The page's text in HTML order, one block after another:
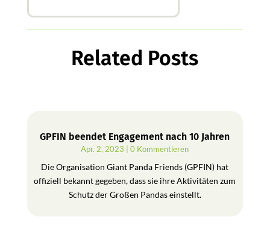
Related Posts
GPFIN beendet Engagement nach 10 Jahren
Apr. 2, 2023 | 0 Kommentieren
Die Organisation Giant Panda Friends (GPFIN) hat
offiziell bekannt gegeben, dass sie ihre Aktivitäten zum
Schutz der Großen Pandas einstellt.